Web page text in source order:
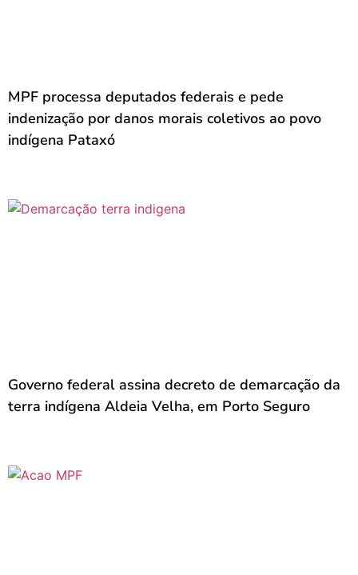
MPF processa deputados federais e pede
indenização por danos morais coletivos ao povo
indígena Pataxó
Governo federal assina decreto de demarcação da
terra indígena Aldeia Velha, em Porto Seguro